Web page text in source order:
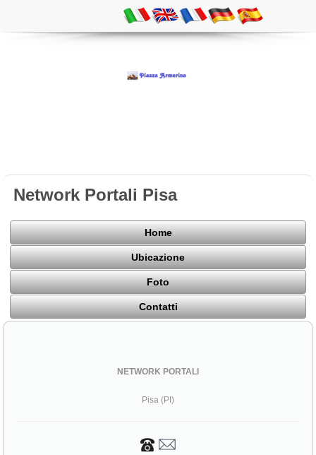
Network Portali Pisa
Home
Ubicazione
Foto
Contatti
NETWORK PORTALI
Pisa (PI)